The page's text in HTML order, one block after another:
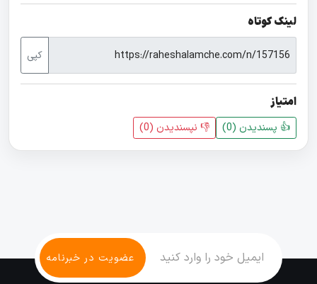
لینک کوتاه
کپی
امتیاز
👍 پسندیدن (0
) 👎 نپسندیدن‌ ( 0
)